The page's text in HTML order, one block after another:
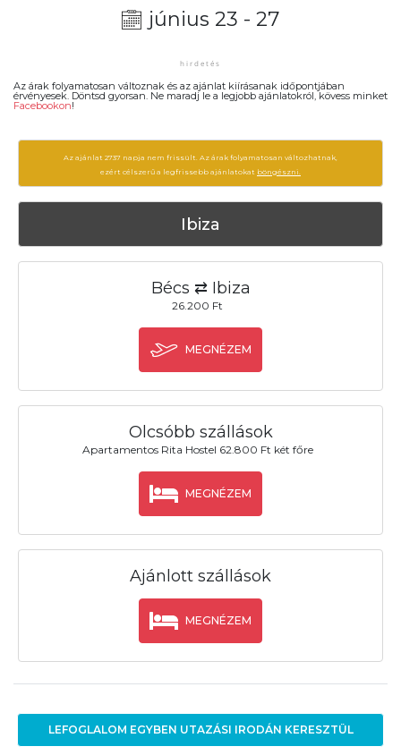
június 23 - 27
Az árak folyamatosan változnak és az ajánlat kiírásanak időpontjában
érvényesek. Döntsd gyorsan. Ne maradj le a legjobb ajánlatokról, kövess minket
Facebookon!
Az ajánlat 2737 napja nem frissült. Az árak folyamatosan változhatnak,
ezért célszerű a legfrissebb ajánlatokat böngészni.
Ibiza
Bécs ⇄ Ibiza
26.200 Ft
MEGNÉZEM
Olcsóbb szállások
Apartamentos Rita Hostel 62.800 Ft két főre
MEGNÉZEM
Ajánlott szállások
MEGNÉZEM
LEFOGLALOM EGYBEN UTAZÁSI IRODÁN KERESZTÜL